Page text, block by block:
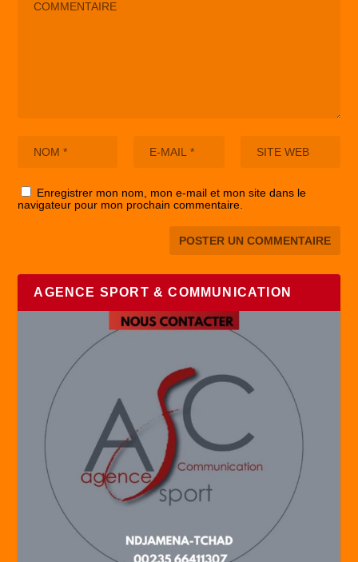
Enregistrer mon nom, mon e-mail et mon site dans le
navigateur pour mon prochain commentaire.
AGENCE SPORT & COMMUNICATION